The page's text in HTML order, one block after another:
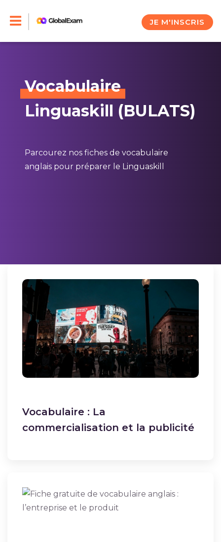
JE M'INSCRIS
Vocabulaire
Linguaskill (BULATS)
Parcourez nos fiches de vocabulaire
anglais pour préparer le Linguaskill
Vocabulaire : La
commercialisation et la publicité